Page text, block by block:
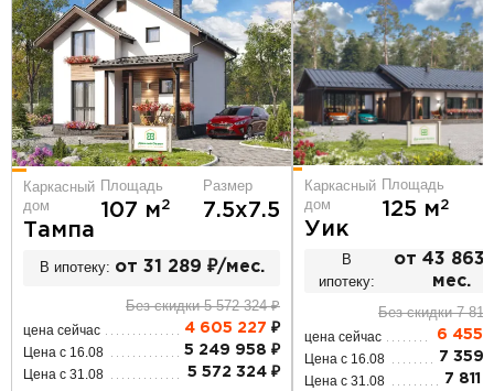
Каркасный
дом
Тампа
Площадь
107 м2
Размер
7.5х7.5
В ипотеку: от 31 289 ₽/мес.
Без скидки 5 572 324 ₽
цена сейчас 4 605 227 ₽
Цена с 16.08 5 249 958 ₽
Цена с 31.08 5 572 324 ₽
Каркасный
дом
Уик
Площадь
125 м2
В
ипотеку:
от 43 863
мес.
Без скидки 7
цена сейчас 6 455
Цена с 16.08 7 359
Цена с 31.08 7 811